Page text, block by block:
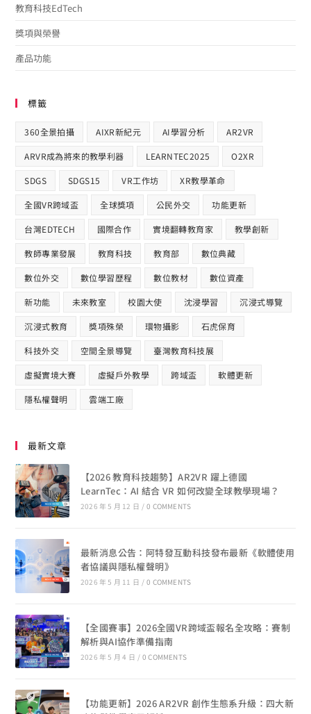
教育科技EdTech
獎項與榮譽
產品功能
標籤
360全景拍攝 AIXR新紀元 AI學習分析 AR2VR
ARVR成為將來的教學利器 LEARNTEC2025 O2XR
SDGS SDGS15 VR工作坊 XR教學革命
全國VR跨域盃 全球獎項 公民外交 功能更新
台灣EDTECH 國際合作​ 實境翻轉教育家 教學創新
教師專業發展 教育科技 教育部 數位典藏
數位外交 數位學習歷程 數位教材 數位資產
新功能 未來教室 校園大使 沈浸學習 沉浸式導覽
沉浸式教育 獎項殊榮 環物攝影 石虎保育
科技外交 空間全景導覽 臺灣教育科技展
虛擬實境大賽 虛擬戶外教學 跨域盃 軟體更新
隱私權聲明 雲端工廠
最新文章
【2026 教育科技趨勢】AR2VR 躍上德國
LearnTec：AI 結合 VR 如何改變全球教學現場？
2026 年 5 月 12 日 / 0 COMMENTS
最新消息公告：阿特發互動科技發布最新《軟體使用
者協議與隱私權聲明》
2026 年 5 月 11 日 / 0 COMMENTS
【全國賽事】2026全國VR跨域盃報名全攻略：賽制
解析與AI協作準備指南
2026 年 5 月 4 日 / 0 COMMENTS
【功能更新】2026 AR2VR 創作生態系升級：四大新